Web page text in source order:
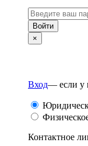
×
Вход— если у
Контактное